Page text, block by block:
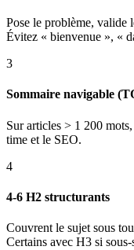
Pose le problème, valide
Évitez « bienvenue », «
3
Sommaire navigable
Sur articles > 1 200
time et le SEO.
4
4-6 H2 structurants
Couvrent le sujet sous
Certains avec H3 si sous-